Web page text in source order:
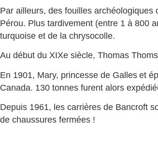
Par ailleurs, des fouilles
Pérou. Plus tardivement (entre 1 à 800
turquoise et de la chrysocolle.
Au début du XIXe siècle, Thomas
En 1901, Mary, princesse de Galles et
Canada. 130 tonnes furent alors
Depuis 1961, les carrières de Bancroft
de chaussures fermées !